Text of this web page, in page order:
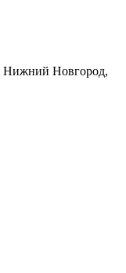
Нижний Новгород,